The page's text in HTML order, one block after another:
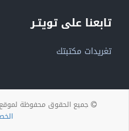
تابعنا على تويتـر
تغريدات مكتبتك
جميع الحقوق محفوظة